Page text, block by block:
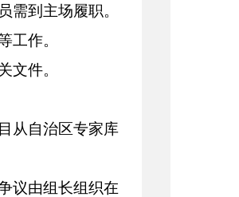
需到主场履职。
工作。
文件。
从自治区专家库
议由组长组织在